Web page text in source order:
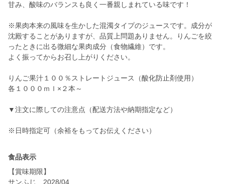
甘み、酸味のバランスも良く一番親しまれている味です！
※果肉本来の風味を生かした混濁タイプのジュースです。成分が
沈殿することがありますが、品質上問題ありません。りんごを絞
ったときに出る微細な果肉成分（食物繊維）です。
よく振ってからお召し上がりください。
りんご果汁１００％ストレートジュース（酸化防止剤使用）
各１０００ｍｌ×２本～
▼注文に際しての注意点（配送方法や納期指定など）
食品表示
【賞味期限】